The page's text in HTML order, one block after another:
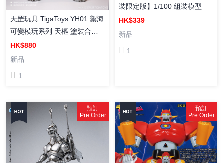
天罡玩具 TigaToys YH01 禦海
可變模玩系列 天樞 塗裝合金
成品
HK$880
新品
1
裝限定版】1/100 組裝模型
HK$339
新品
1
預訂
Pre Order
預訂
Pre Order